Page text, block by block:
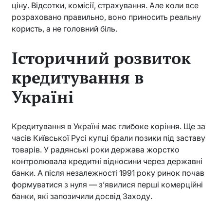
ціну. Відсотки, комісії, страхування. Але коли все
розраховано правильно, воно приносить реальну
користь, а не головний біль.
Історичний розвиток
кредитування в
Україні
Кредитування в Україні має глибоке коріння. Ще за
часів Київської Русі купці брали позики під заставу
товарів. У радянські роки держава жорстко
контролювала кредитні відносини через державні
банки. А після незалежності 1991 року ринок почав
формуватися з нуля — з’явилися перші комерційні
банки, які запозичили досвід Заходу.